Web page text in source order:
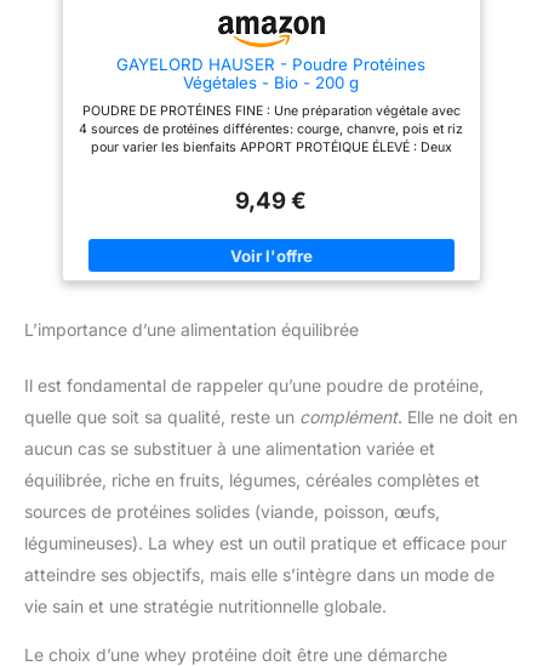
bio et vegan, contenant 70% de
meilleur ratio pour obtenir un
profil en acides aminés au plus
plus de 80% de protéines,
18,5% de BCAA, limitant les
antinutriments et dotée d'une
Chaque portion contient 24 g de
protéine, 5,6 g de BCAA et 11,6
posologie de la protéine
végétale Nutripure est de 1 à 2
portions de 30 g par jour,
faciliter le mélange. Vous
pouvez également mélanger ce
fruits pour consommer en
smoothie. Nutripure propose
des arômes avec 70% à 90%
d'ingrédients BIO naturels afin
agréable et subtil possible.
MADE IN FRANCE : Complément
alimentaire made in France.
Protéine vegan et bio avec une
concentration élevée, une
excellente digestibilité et une
qualité et la traçabilité sont
propose des compléments
GAYELORD HAUSER - Poudre Protéines
Végétales - Bio - 200 g
POUDRE DE PROTÉINES FINE : Une préparation végétale avec
4 sources de protéines différentes: courge, chanvre, pois et riz
pour varier les bienfaits APPORT PROTÉIQUE ÉLEVÉ : Deux
VÉGÉTALIENS : Formule 100 % d’origine végétale sans
l’alimentation UTILISATION FACILE AU QUOTIDIEN : À intégrer
facilement dans un shaker un smoothie ou un yaourt pour un
apport rapide et pratique LA MARQUE GAYELORD HAUSER :
alimentation équilibrée et à conserver votre bien-être au
9,49 €
L’importance d’une alimentation équilibrée
Il est fondamental de rappeler qu’une poudre de protéine,
quelle que soit sa qualité, reste un complément. Elle ne doit en
aucun cas se substituer à une alimentation variée et
équilibrée, riche en fruits, légumes, céréales complètes et
sources de protéines solides (viande, poisson, œufs,
légumineuses). La whey est un outil pratique et efficace pour
atteindre ses objectifs, mais elle s’intègre dans un mode de
vie sain et une stratégie nutritionnelle globale.
Le choix d’une whey protéine doit être une démarche